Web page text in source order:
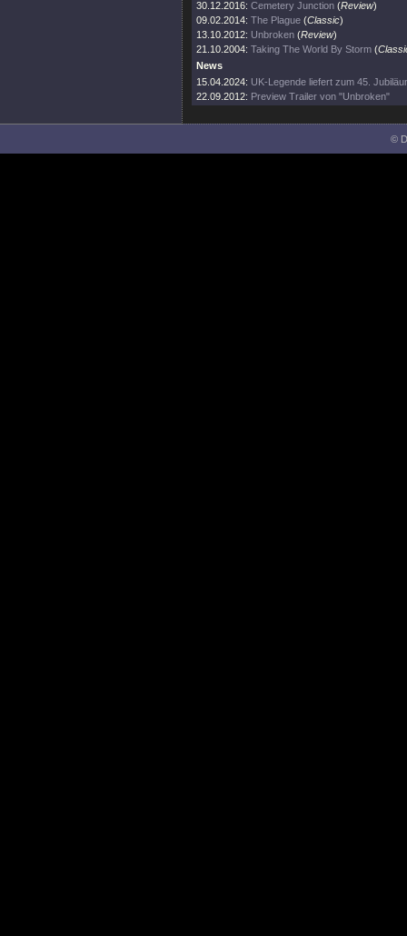
30.12.2016: Cemetery Junction (Review)
09.02.2014: The Plague (Classic)
13.10.2012: Unbroken (Review)
21.10.2004: Taking The World By Storm (
News
15.04.2024: UK-Legende liefert zum 45.
22.09.2012: Preview Trailer von "Unbroken"
©